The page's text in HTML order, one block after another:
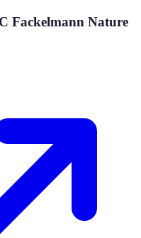
Fackelmann Nature